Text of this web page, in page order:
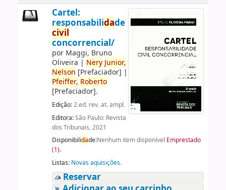
Cartel:
responsabilidade
civil
concorrencial/
por Maggi, Bruno
Oliveira | Nery Junior,
Nelson [Prefaciador] |
Pfeiffer, Roberto
[Prefaciador].
Edição:2.ed. rev. at. ampl.
Editora:São Paulo: Revista
dos Tribunais, 2021
Disponibilidade:Nenhum item disponível Emprestado
(1).
Listas: Novas aquisições.
Reservar